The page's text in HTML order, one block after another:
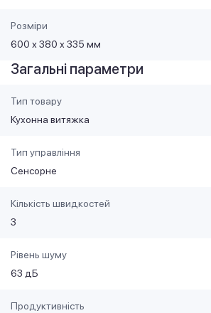
Розміри
600 х 380 х 335 мм
Загальні параметри
Тип товару
Кухонна витяжка
Тип управління
Сенсорне
Кількість швидкостей
3
Рівень шуму
63 дБ
Продуктивність